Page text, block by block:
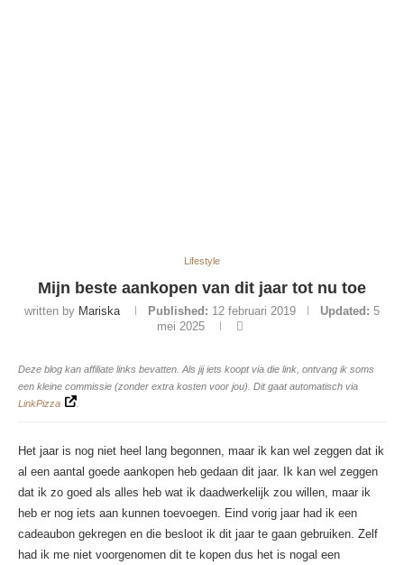
Lifestyle
Mijn beste aankopen van dit jaar tot nu toe
written by Mariska Published: 12 februari 2019 Updated: 5
mei 2025
Deze blog kan affiliate links bevatten. Als jij iets koopt via die link, ontvang ik soms
een kleine commissie (zonder extra kosten voor jou). Dit gaat automatisch via
LinkPizza
Het jaar is nog niet heel lang begonnen, maar ik kan wel zeggen dat ik
al een aantal goede aankopen heb gedaan dit jaar. Ik kan wel zeggen
dat ik zo goed als alles heb wat ik daadwerkelijk zou willen, maar ik
heb er nog iets aan kunnen toevoegen. Eind vorig jaar had ik een
cadeaubon gekregen en die besloot ik dit jaar te gaan gebruiken. Zelf
had ik me niet voorgenomen dit te kopen dus het is nogal een